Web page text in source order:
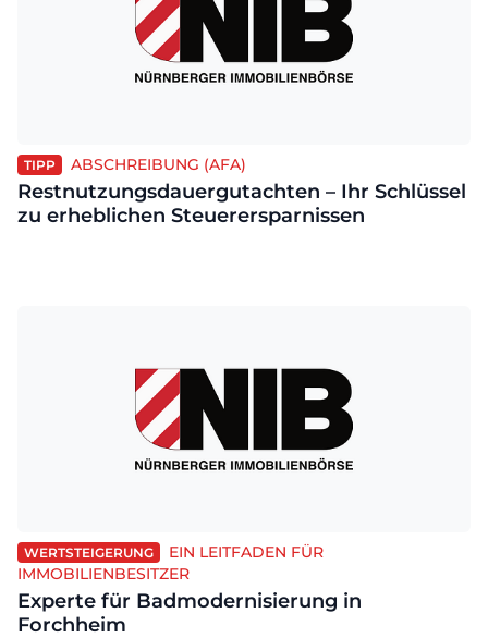
TIPP ABSCHREIBUNG (AFA)
Restnutzungsdauergutachten – Ihr Schlüssel
zu erheblichen Steuerersparnissen
WERTSTEIGERUNG
EIN LEITFADEN FÜR
IMMOBILIENBESITZER
Experte für Badmodernisierung in
Forchheim